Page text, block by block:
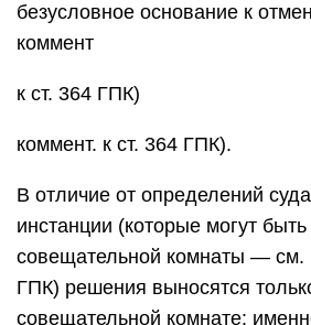
безусловное основание к
коммент
к ст. 364 ГПК)
коммент. к ст. 364 ГПК).
В отличие от определений
инстанции (которые могут
совещательной комнаты — см.
ГПК) решения выносятся
совещательной комнате: